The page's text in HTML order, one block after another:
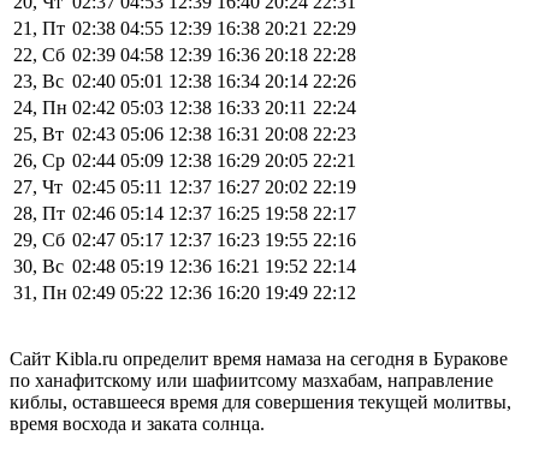
21, Пт 02:38 04:55 12:39 16:38 20:21 22:29
22, Сб 02:39 04:58 12:39 16:36 20:18 22:28
23, Вс 02:40 05:01 12:38 16:34 20:14 22:26
24, Пн 02:42 05:03 12:38 16:33 20:11 22:24
25, Вт 02:43 05:06 12:38 16:31 20:08 22:23
26, Ср 02:44 05:09 12:38 16:29 20:05 22:21
27, Чт 02:45 05:11 12:37 16:27 20:02 22:19
28, Пт 02:46 05:14 12:37 16:25 19:58 22:17
29, Сб 02:47 05:17 12:37 16:23 19:55 22:16
30, Вс 02:48 05:19 12:36 16:21 19:52 22:14
31, Пн 02:49 05:22 12:36 16:20 19:49 22:12
Сайт Kibla.ru определит время намаза на сегодня в Буракове
по ханафитскому или шафиитсому мазхабам, направление
киблы, оставшееся время для совершения текущей молитвы,
время восхода и заката солнца.